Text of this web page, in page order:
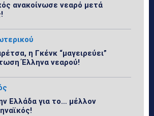
ανακοίνωσε νεαρό μετά
η Γκένκ “μαγειρεύει”
Έλληνα νεαρού!
Ελλάδα για το… μέλλον